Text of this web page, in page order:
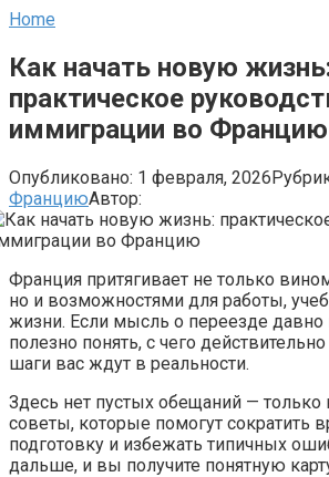
Home
Как начать новую
практическое
иммиграции во Францию
Опубликовано: 1 февраля, 2026
ФранциюАвтор:
Франция притягивает не только
но и возможностями для работы,
жизни. Если мысль о переезде давно
полезно понять, с чего
шаги вас ждут в реальности.
Здесь нет пустых обещаний — только
советы, которые помогут сократить
подготовку и избежать типичных
дальше, и вы получите понятную